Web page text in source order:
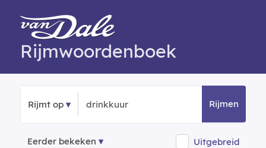
Rijmwoordenboek
Rijmt op Rijmen
Eerder bekeken Uitgebreid